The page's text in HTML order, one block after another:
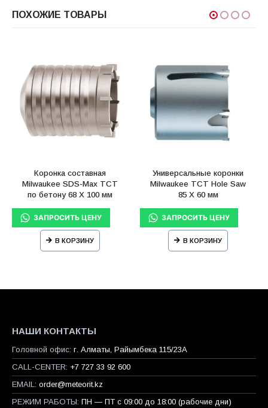
ПОХОЖИЕ ТОВАРЫ
Коронка составная
Milwaukee SDS-Max ТСТ
по бетону 68 X 100 мм
В КОРЗИНУ
Универсальные коронки
Milwaukee TCT Hole Saw
85 X 60 мм
В КОРЗИНУ
НАШИ КОНТАКТЫ
Головной офис: г. Алматы, Райымбека 115/23A
CALL-CENTER: +7 727 33 92 600
EMAIL: order@meteorit.kz
РЕЖИМ РАБОТЫ: ПН — ПТ с 09:00 до 18:00 (рабочие дни)